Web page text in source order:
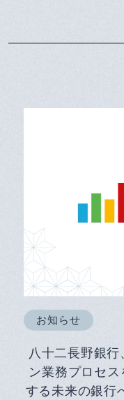
お知らせ
八十二長野銀
ン業務プロセ
する未来の銀行